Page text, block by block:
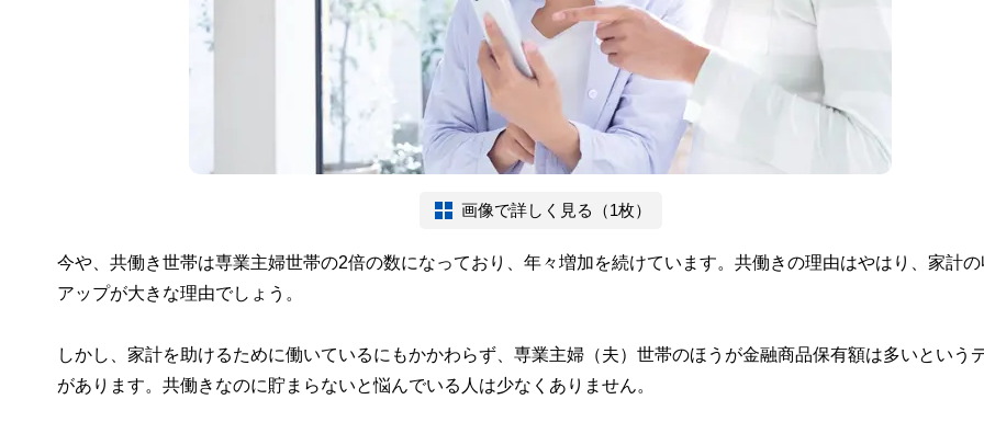
画像で詳しく見る（1枚）
今や、共働き世帯は専業主婦世帯の2倍の数になっており、年々増加を続けています。共働きの理由はやはり、家計の
アップが大きな理由でしょう。
しかし、家計を助けるために働いているにもかかわらず、専業主婦（夫）世帯のほうが金融商品保有額は多いという
があります。共働きなのに貯まらないと悩んでいる人は少なくありません。